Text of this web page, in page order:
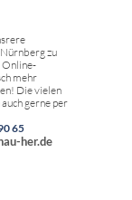
zu
Online-
mehr
Die vielen
gerne per
65
her.de